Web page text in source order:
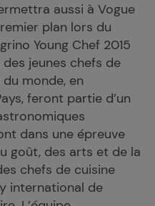
aussi à Vogue
plan lors du
Young Chef 2015
jeunes chefs de
monde, en
feront partie d’un
dans une épreuve
goût, des arts et de la
chefs de cuisine
international de